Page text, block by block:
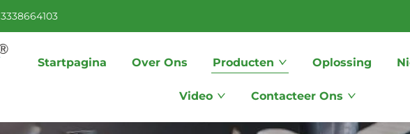
Startpagina Over Ons Producten Oplossing
Video Contacteer Ons